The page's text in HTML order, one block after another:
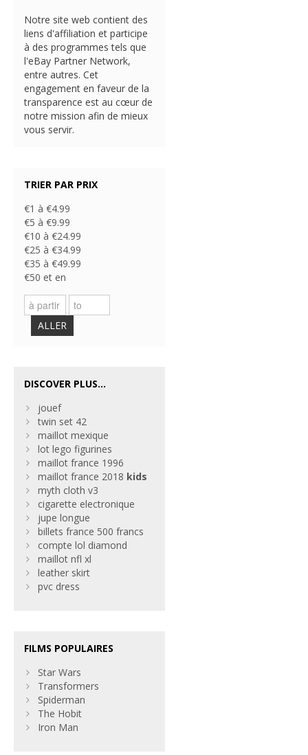
Notre site web contient des
liens d'affiliation et participe
à des programmes tels que
l'eBay Partner Network,
entre autres. Cet
engagement en faveur de la
transparence est au cœur de
notre mission afin de mieux
vous servir.
TRIER PAR PRIX
€1 à €4.99
€5 à €9.99
€10 à €24.99
€25 à €34.99
€35 à €49.99
€50 et en
ALLER
DISCOVER PLUS...
jouef
twin set 42
maillot mexique
lot lego figurines
maillot france 1996
maillot france 2018 kids
myth cloth v3
cigarette electronique
jupe longue
billets france 500 francs
compte lol diamond
maillot nfl xl
leather skirt
pvc dress
FILMS POPULAIRES
Star Wars
Transformers
Spiderman
The Hobit
Iron Man